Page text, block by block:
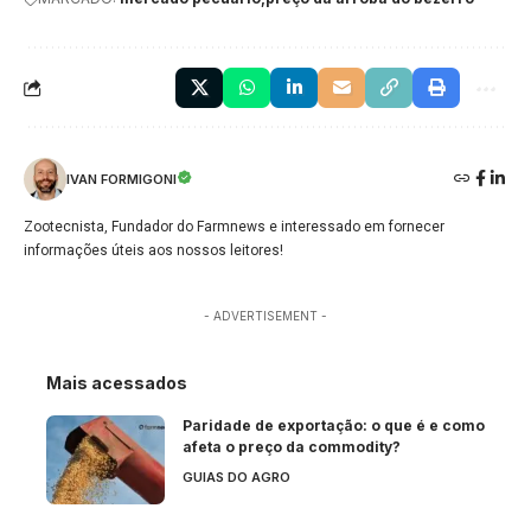
IVAN FORMIGONI
Zootecnista, Fundador do Farmnews e interessado em fornecer
informações úteis aos nossos leitores!
- ADVERTISEMENT -
Mais acessados
Paridade de exportação: o que é e como
afeta o preço da commodity?
GUIAS DO AGRO